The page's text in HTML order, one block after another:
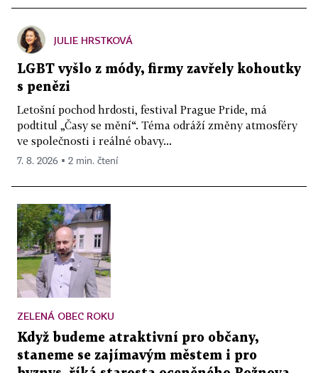
JULIE HRSTKOVÁ
LGBT vyšlo z módy, firmy zavřely kohoutky
s penězi
Letošní pochod hrdosti, festival Prague Pride, má
podtitul „Časy se mění“. Téma odráží změny atmosféry
ve společnosti i reálné obavy...
7. 8. 2026 ▪ 2 min. čtení
ZELENÁ OBEC ROKU
Když budeme atraktivní pro občany,
staneme se zajímavým městem i pro